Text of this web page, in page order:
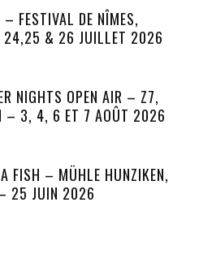
– FESTIVAL DE NÎMES,
24,25 & 26 JUILLET 2026
NIGHTS OPEN AIR – Z7,
– 3, 4, 6 ET 7 AOÛT 2026
FISH – MÜHLE HUNZIKEN,
25 JUIN 2026